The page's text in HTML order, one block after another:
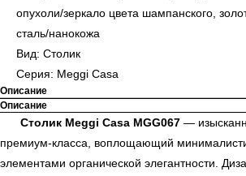
опухоли/зеркало цвета шампанского,
сталь/нанокожа
Вид: Столик
Серия: Meggi Casa
Описание
Описание
Столик Meggi Casa MGG067 —
премиум-класса, воплощающий
элементами органической элегантности.